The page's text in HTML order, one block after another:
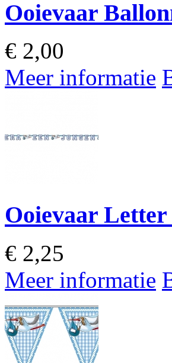
Ooievaar
€ 2,00
Meer informatie
Ooievaar Letter
€ 2,25
Meer informatie